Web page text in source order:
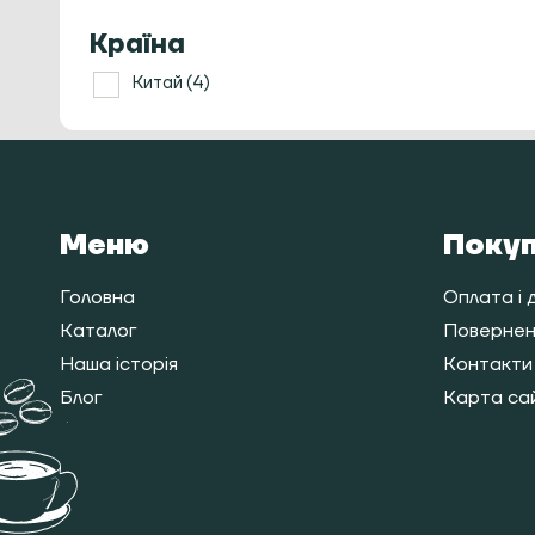
Ростери для кави
Ручні кавомолки
Сервери, заварники та чайники
Темпери
Холдери та кошики
Країна
Китай (4)
Меню
Головна
Каталог
Наша історія
Блог
Оплата і
Контакти
Карта